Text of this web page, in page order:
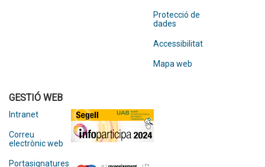
Protecció de
dades
Accessibilitat
Mapa web
GESTIÓ WEB
Intranet
Correu
electrònic web
Portasignatures